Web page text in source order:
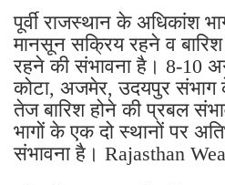
पूर्वी राजस्थान के अधिकांश
मानसून सक्रिय रहने व बारिश
रहने की संभावना है। 8-10
कोटा, अजमेर, उदयपुर संभाग
तेज बारिश होने की प्रबल
भागों के एक दो स्थानों पर
संभावना है। Rajasthan